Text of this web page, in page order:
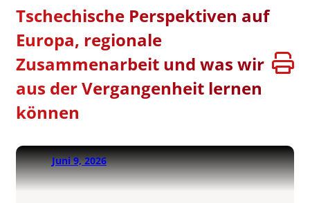
Tschechische Perspektiven auf
Europa, regionale
Zusammenarbeit und was wir
aus der Vergangenheit lernen
können
Juni 9, 2026